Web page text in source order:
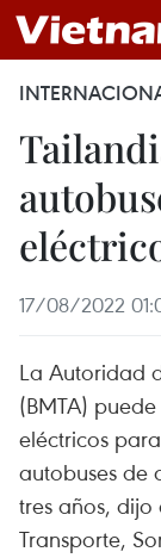
17/08/2022
La Autoridad
(BMTA)
eléctricos
autobuses de
tres años,
Transporte,